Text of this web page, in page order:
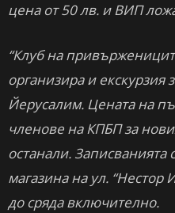
цена от 50 лв. и ВИП
“Клуб на
организира и екскурзия
Йерусалим. Цената на
членове на КПБП за
останали. Записванията
магазина на ул.
до сряда включително.